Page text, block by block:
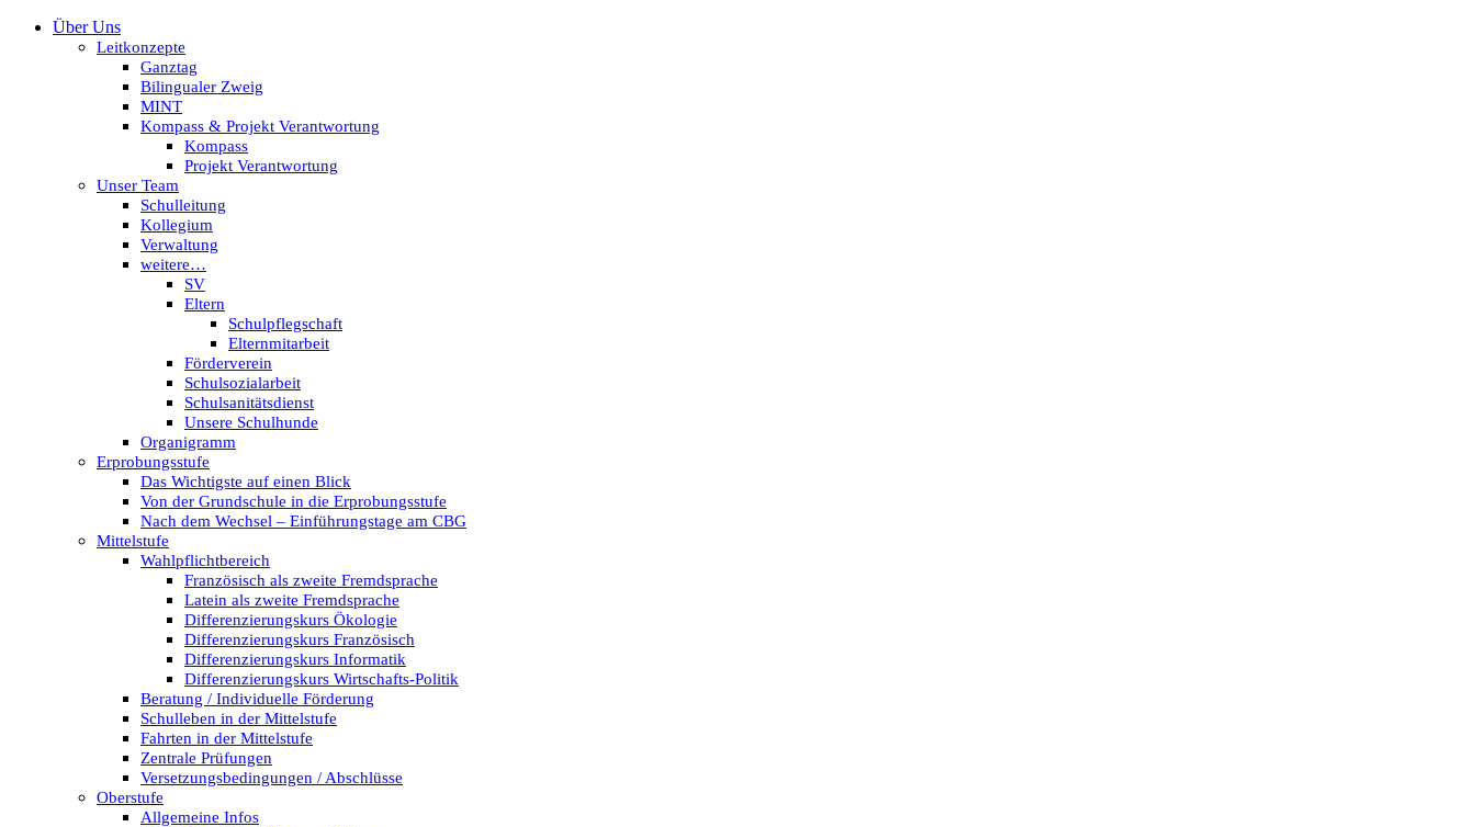
Über Uns
Leitkonzepte
Ganztag
Bilingualer Zweig
MINT
Kompass & Projekt Verantwortung
Kompass
Projekt Verantwortung
Unser Team
Schulleitung
Kollegium
Verwaltung
weitere…
SV
Eltern
Schulpflegschaft
Elternmitarbeit
Förderverein
Schulsozialarbeit
Schulsanitätsdienst
Unsere Schulhunde
Organigramm
Erprobungsstufe
Das Wichtigste auf einen Blick
Von der Grundschule in die Erprobungsstufe
Nach dem Wechsel – Einführungstage am CBG
Mittelstufe
Wahlpflichtbereich
Französisch als zweite Fremdsprache
Latein als zweite Fremdsprache
Differenzierungskurs Ökologie
Differenzierungskurs Französisch
Differenzierungskurs Informatik
Differenzierungskurs Wirtschafts-Politik
Beratung / Individuelle Förderung
Schulleben in der Mittelstufe
Fahrten in der Mittelstufe
Zentrale Prüfungen
Versetzungsbedingungen / Abschlüsse
Oberstufe
Allgemeine Infos